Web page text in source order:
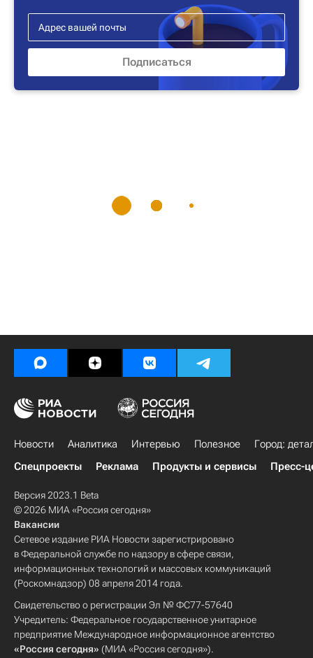
Новости Аналитика Интервью Полезное
Город:
Спецпроекты
Реклама Продукты и сервисы Пресс-
Версия 2023.1 Beta
© 2026 МИА «Россия сегодня»
Вакансии
Сетевое издание РИА Новости зарегистрировано
в Федеральной службе по надзору в сфере связи,
информационных технологий и массовых коммуникаций
(Роскомнадзор) 08 апреля 2014 года.
Свидетельство о регистрации Эл № ФС77-57640
Учредитель: Федеральное государственное унитарное
предприятие Международное информационное агентство
«Россия сегодня» (МИА «Россия сегодня»).